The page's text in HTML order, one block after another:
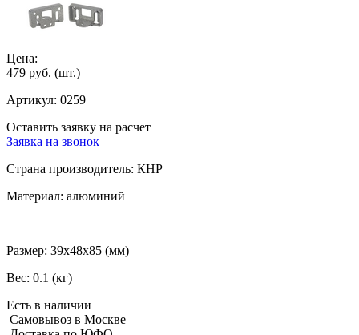
Цена:
479 руб. (шт.)
Артикул: 0259
Оставить заявку на расчет
Заявка на звонок
Страна производитель: КНР
Материал: алюминий
Размер: 39х48х85 (мм)
Вес: 0.1 (кг)
Есть в наличии
Самовывоз в Москве